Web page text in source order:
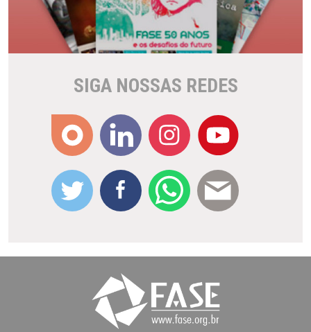
SIGA NOSSAS REDES